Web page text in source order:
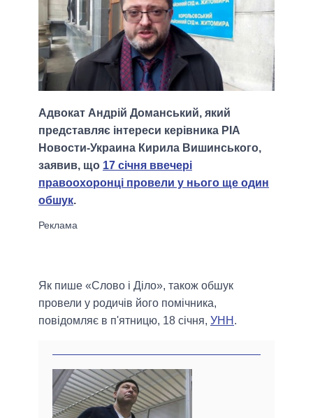
Адвокат Андрій Доманський, який
представляє інтереси керівника РІА
Новости-Украина Кирила Вишинського,
заявив, що 17 січня ввечері
правоохоронці провели у нього ще один
обшук.
Як пише «Слово і Діло», також обшук
провели у родичів його помічника,
повідомляє в п'ятницю, 18 січня, УНН .